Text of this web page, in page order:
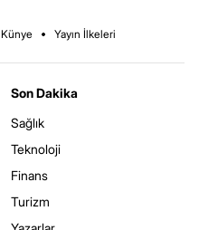
Künye Yayın İlkeleri
Son Dakika
Sağlık
Teknoloji
Finans
Turizm